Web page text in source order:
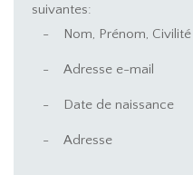
suivantes:
-
Nom, Prénom, Civilité
- Adresse e-mail
- Date de naissance
- Adresse